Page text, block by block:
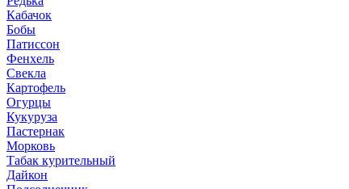
Кабачок
Бобы
Патиссон
Фенхель
Свекла
Картофель
Огурцы
Кукуруза
Пастернак
Морковь
Табак курительный
Дайкон